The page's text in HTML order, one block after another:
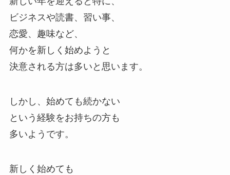
ビジネスや読書、習い事、
恋愛、趣味など、
何かを新しく始めようと
決意される方は多いと思います。
しかし、始めても続かない
という経験をお持ちの方も
多いようです。
新しく始めても